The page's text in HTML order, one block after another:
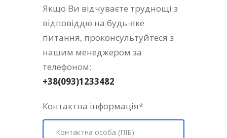
Якщо Ви відчуваєте труднощі з
відповіддю на будь-яке
питання, проконсультуйтеся з
нашим менеджером за
телефоном:
+38(093)1233482
Контактна інформація*